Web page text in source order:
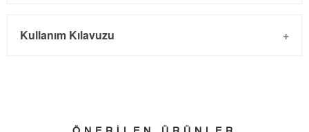
Türkiye'nin her yerine 2.500₺ ve üzeri alışverişlerde Yurtiçi
Kullanım Kılavuzu